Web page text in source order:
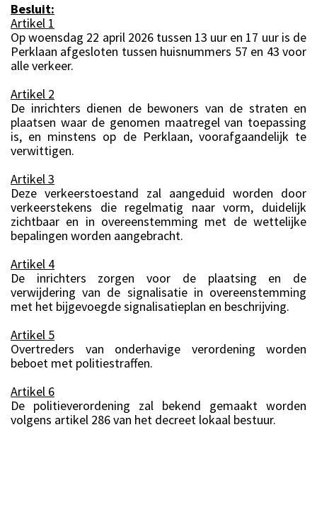
Besluit:
Artikel 1
Op woensdag 22 april 2026 tussen 13 uur en 17 uur is de
Perklaan afgesloten tussen huisnummers 57 en 43 voor
alle verkeer.
Artikel 2
De inrichters dienen de bewoners van de straten en
plaatsen waar de genomen maatregel van toepassing
is, en minstens op de Perklaan, voorafgaandelijk te
verwittigen.
Artikel 3
Deze verkeerstoestand zal aangeduid worden door
verkeerstekens die regelmatig naar vorm, duidelijk
zichtbaar en in overeenstemming met de wettelijke
bepalingen worden aangebracht.
Artikel 4
De inrichters zorgen voor de plaatsing en de
verwijdering van de signalisatie in overeenstemming
met het bijgevoegde signalisatieplan en beschrijving.
Artikel 5
Overtreders van onderhavige verordening worden
beboet met politiestraffen.
Artikel 6
De politieverordening zal bekend gemaakt worden
volgens artikel 286 van het decreet lokaal bestuur.